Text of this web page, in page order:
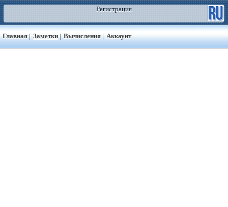
Регистрация
Главная | Заметки | Вычисления | Аккаунт